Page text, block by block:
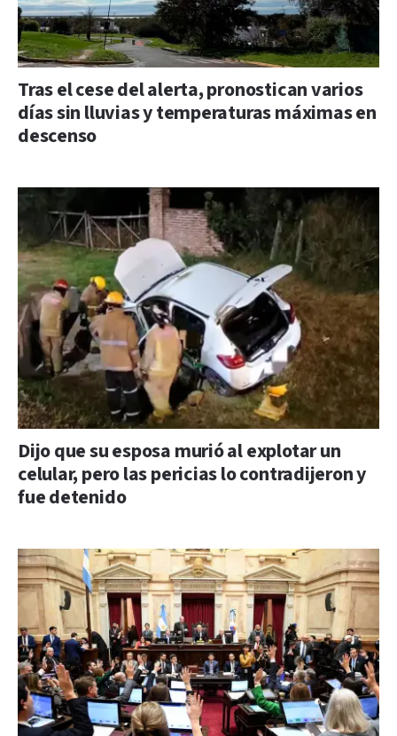
Tras el cese del alerta, pronostican varios
días sin lluvias y temperaturas máximas en
descenso
Dijo que su esposa murió al explotar un
celular, pero las pericias lo contradijeron y
fue detenido